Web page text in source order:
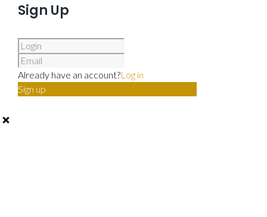
Sign Up
Already have an account?Log in
Sign up